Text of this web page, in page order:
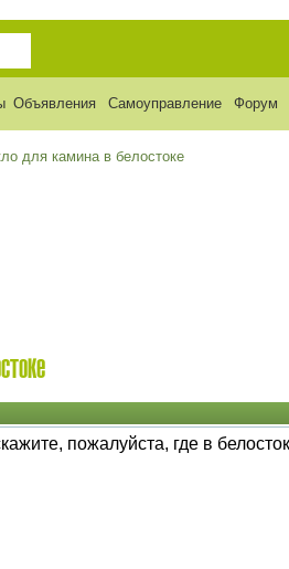
Объявления Самоуправление Форум
для камина в белостоке
пожалуйста, где в